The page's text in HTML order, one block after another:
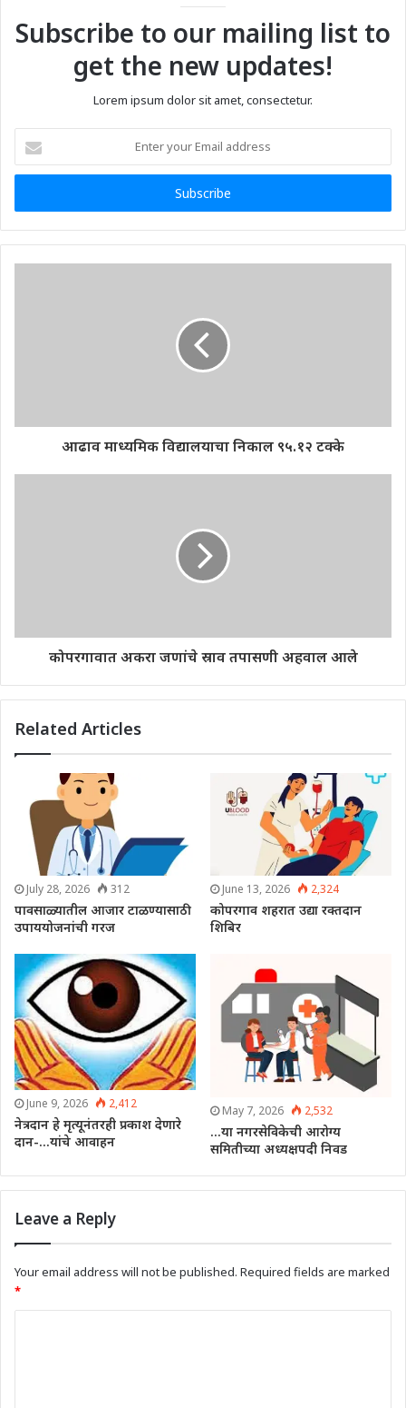
Subscribe to our mailing list to
get the new updates!
Lorem ipsum dolor sit amet, consectetur.
your
Email
आढाव माध्यमिक विद्यालयाचा निकाल ९५.१२ टक्के
कोपरगावात अकरा जणांचे स्राव तपासणी अहवाल आले
Related Articles
July 28, 2026 312
पावसाळ्यातील आजार टाळण्यासाठी
उपाययोजनांची गरज
June 13, 2026 2,324
कोपरगाव शहरात उद्या रक्तदान
शिबिर
June 9, 2026 2,412
नेत्रदान हे मृत्यूनंतरही प्रकाश देणारे
दान-…यांचे आवाहन
May 7, 2026 2,532
…या नगरसेविकेची आरोग्य
समितीच्या अध्यक्षपदी निवड
Leave a Reply
Your email address will not be published. Required fields are marked
*